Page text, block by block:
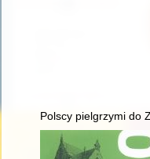
Polscy pielgrzymi do